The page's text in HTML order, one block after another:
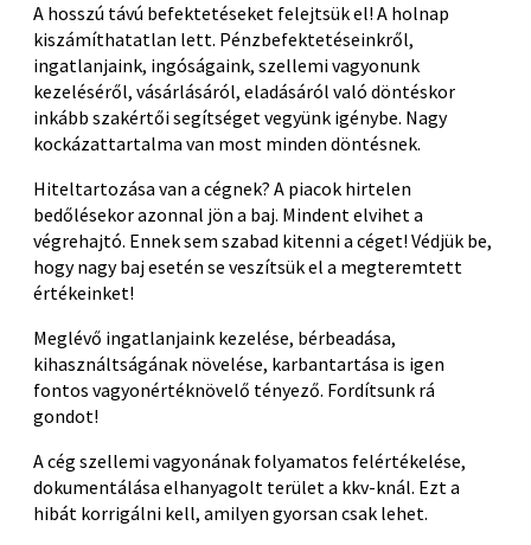
A hosszú távú befektetéseket felejtsük el! A holnap
kiszámíthatatlan lett. Pénzbefektetéseinkről,
ingatlanjaink, ingóságaink, szellemi vagyonunk
kezeléséről, vásárlásáról, eladásáról való döntéskor
inkább szakértői segítséget vegyünk igénybe. Nagy
kockázattartalma van most minden döntésnek.
Hiteltartozása van a cégnek? A piacok hirtelen
bedőlésekor azonnal jön a baj. Mindent elvihet a
végrehajtó. Ennek sem szabad kitenni a céget! Védjük be,
hogy nagy baj esetén se veszítsük el a megteremtett
értékeinket!
Meglévő ingatlanjaink kezelése, bérbeadása,
kihasználtságának növelése, karbantartása is igen
fontos vagyonértéknövelő tényező. Fordítsunk rá
gondot!
A cég szellemi vagyonának folyamatos felértékelése,
dokumentálása elhanyagolt terület a kkv-knál. Ezt a
hibát korrigálni kell, amilyen gyorsan csak lehet.